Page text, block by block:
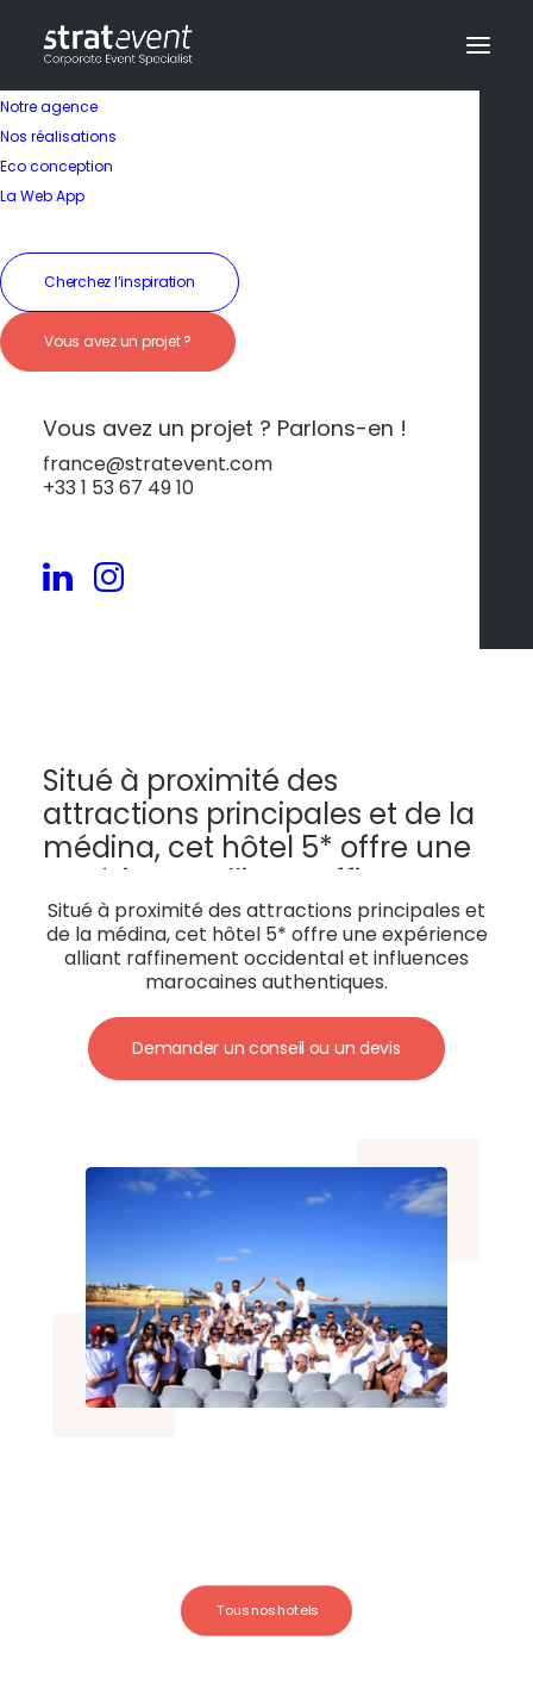
Notre agence
Nos réalisations
Eco conception
La Web App
Cherchez l’inspiration
Vous avez un projet ?
Vous avez un projet ? Parlons-en !
france@stratevent.com
+33 1 53 67 49 10
Élégance marocaine
dans un palais
impérial
Situé à proximité des
attractions principales et de la
médina, cet hôtel 5* offre une
expérience alliant raffinement
occidental et influences
marocaines authentiques.
Situé à proximité des attractions principales et
de la médina, cet hôtel 5* offre une expérience
alliant raffinement occidental et influences
marocaines authentiques.
Demander un conseil ou un devis
Tous nos hotels